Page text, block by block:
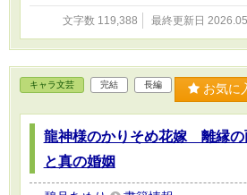
文字数 119,388 最終更新日
キャラ文芸 完結 長編 お気に
龍神様のかりそめ花嫁 離縁の
と真の婚姻